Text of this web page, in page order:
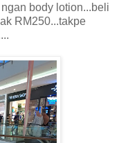
body lotion...beli
RM250...takpe